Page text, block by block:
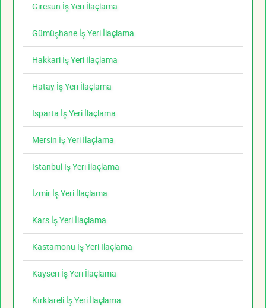
Giresun İş Yeri İlaçlama
Gümüşhane İş Yeri İlaçlama
Hakkari İş Yeri İlaçlama
Hatay İş Yeri İlaçlama
Isparta İş Yeri İlaçlama
Mersin İş Yeri İlaçlama
İstanbul İş Yeri İlaçlama
İzmir İş Yeri İlaçlama
Kars İş Yeri İlaçlama
Kastamonu İş Yeri İlaçlama
Kayseri İş Yeri İlaçlama
Kırklareli İş Yeri İlaçlama